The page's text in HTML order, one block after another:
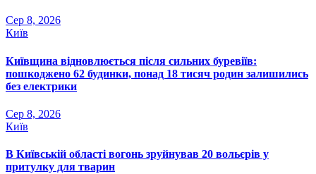
Сер 8, 2026
Київ
Київщина відновлюється після сильних буревіїв:
пошкоджено 62 будинки, понад 18 тисяч родин залишились
без електрики
Сер 8, 2026
Київ
В Київській області вогонь зруйнував 20 вольєрів у
притулку для тварин